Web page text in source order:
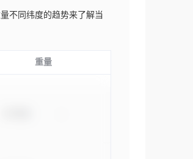
不同纬度的趋势来了解当
重量